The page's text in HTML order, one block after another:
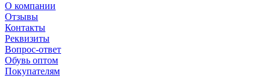
О компании
Отзывы
Контакты
Реквизиты
Вопрос-ответ
Обувь оптом
Покупателям